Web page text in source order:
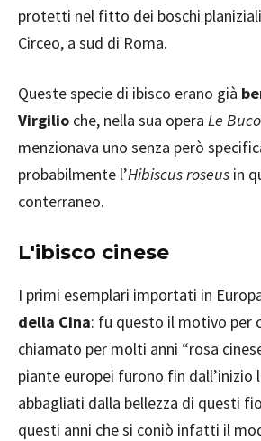
protetti nel fitto dei boschi
Circeo, a sud di Roma.
Queste specie di ibisco erano già
Virgilio che, nella sua opera Le
menzionava uno senza però
probabilmente l’Hibiscus roseus in
conterraneo.
L'ibisco cinese
I primi esemplari importati in
della Cina: fu questo il motivo per
chiamato per molti anni “rosa
piante europei furono fin
abbagliati dalla bellezza di questi
questi anni che si coniò infatti il